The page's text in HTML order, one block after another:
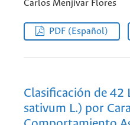
Carlos Menjívar Flores
PDF (Español)
Clasificación de 42
sativum L.) por